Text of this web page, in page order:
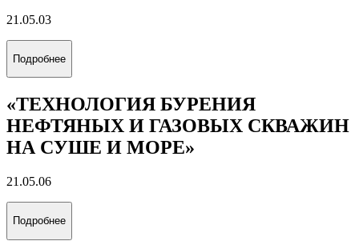
21.05.03
Подробнее
«ТЕХНОЛОГИЯ БУРЕНИЯ
НЕФТЯНЫХ И ГАЗОВЫХ СКВАЖИН
НА СУШЕ И МОРЕ»
21.05.06
Подробнее